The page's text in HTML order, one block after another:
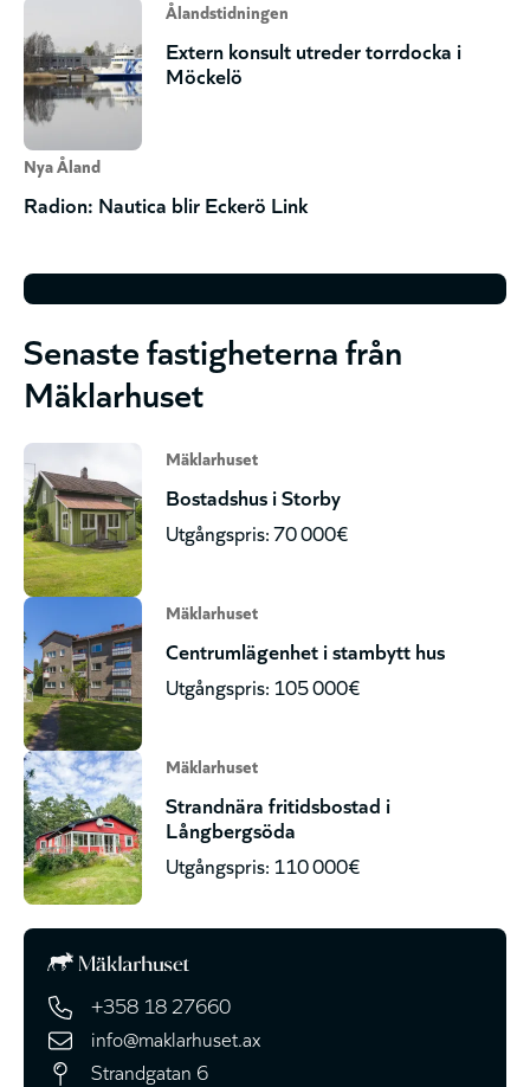
Ålandstidningen
Extern konsult utreder torrdocka i
Möckelö
Nya Åland
Radion: Nautica blir Eckerö Link
Senaste fastigheterna från
Mäklarhuset
Mäklarhuset
Bostadshus i Storby
Utgångspris: 70 000€
Mäklarhuset
Centrumlägenhet i stambytt hus
Utgångspris: 105 000€
Mäklarhuset
Strandnära fritidsbostad i
Långbergsöda
Utgångspris: 110 000€
+358 18 27660
info@maklarhuset.ax
Strandgatan 6